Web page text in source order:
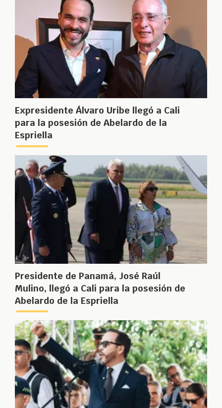
Expresidente Álvaro Uribe llegó a Cali
para la posesión de Abelardo de la
Espriella
Presidente de Panamá, José Raúl
Mulino, llegó a Cali para la posesión de
Abelardo de la Espriella